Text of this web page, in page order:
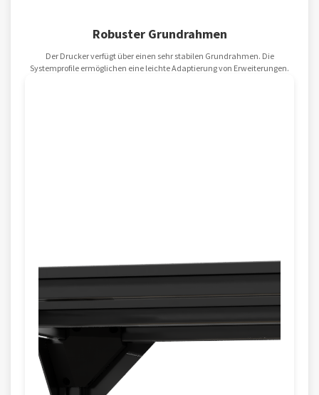
Robuster Grundrahmen
Der Drucker verfügt über einen sehr stabilen Grundrahmen. Die
Systemprofile ermöglichen eine leichte Adaptierung von Erweiterungen.